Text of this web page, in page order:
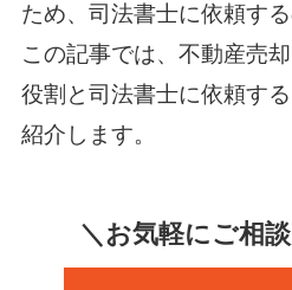
ため、司法書士に依頼する
この記事では、不動産売
役割と司法書士に依頼す
紹介します。
＼お気軽にご相